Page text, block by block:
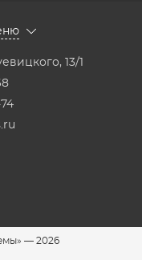
13/1
— 2026